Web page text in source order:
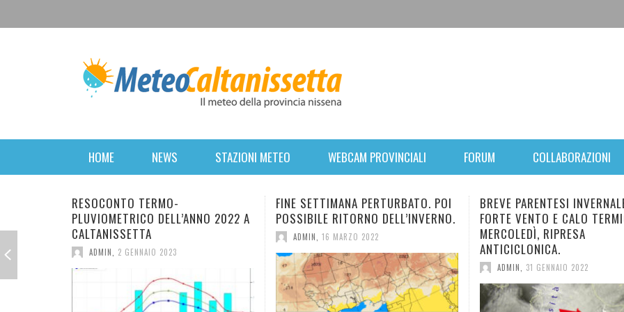
HOME NEWS STAZIONI METEO WEBCAM PROVINCIALI FORUM COLLABORAZIONI
2022 A
FINE SETTIMANA PERTURBATO. POI
POSSIBILE RITORNO DELL’INVERNO.
ADMIN , 16 MARZO 2022
BREVE PARENTESI INVERNALE:
FORTE VENTO E CALO TERMICO. DA
MERCOLEDÌ, RIPRESA
ANTICICLONICA.
ADMIN, 31 GENNAIO 2022
NUOVO E BREVE
IN ARRIVO.
DIMINUZIONE.
ADMIN, 28 GENNAIO 2022